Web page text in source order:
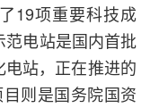
19项重要科技成
电站是国内首批
站，正在推进的
则是国务院国资